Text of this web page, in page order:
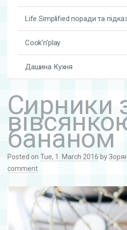
Life Simplified поради та
Cook’n’play
Дашина Кухня
Сирники
бананом
Posted on Tue, 1. March 2016 by
comment